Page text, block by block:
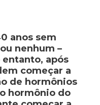
anos sem
nenhum –
após
começar a
de hormônios
hormônio do